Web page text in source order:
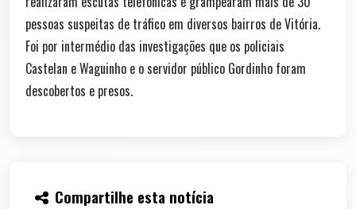
pessoas suspeitas de tráfico em diversos bairros de Vitória.
Foi por intermédio das investigações que os policiais
Castelan e Waguinho e o servidor público Gordinho foram
descobertos e presos.
Compartilhe esta notícia